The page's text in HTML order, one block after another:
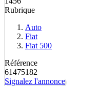
Rubrique
Auto
Fiat
Fiat 500
Référence
61475182
Signalez l'annonce